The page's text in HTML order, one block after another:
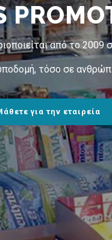
από το
τόσο σε
για την εταιρεία